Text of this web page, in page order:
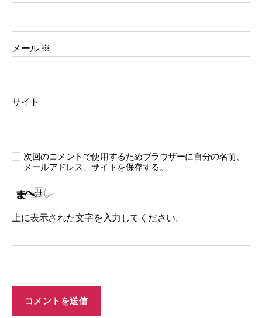
メール ※
サイト
次回のコメントで使用するためブラウザーに自分の名前、
メールアドレス、サイトを保存する。
上に表示された文字を入力してください。